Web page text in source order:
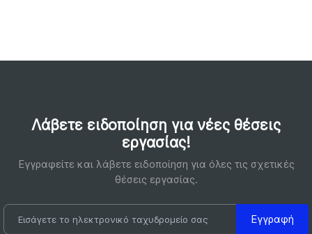
Λάβετε ειδοποίηση για νέες θέσεις
εργασίας!
Εγγραφείτε και λάβετε ειδοποίηση για όλες τις σχετικές
θέσεις εργασίας.
Εγγραφή